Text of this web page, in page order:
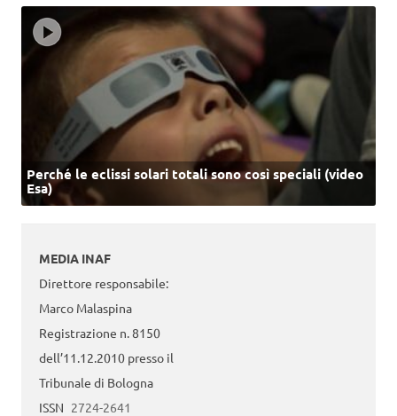
Perché le eclissi solari totali sono così speciali (video
Esa)
MEDIA INAF
Direttore responsabile:
Marco Malaspina
Registrazione n. 8150
dell’11.12.2010 presso il
Tribunale di Bologna
ISSN 2724-2641